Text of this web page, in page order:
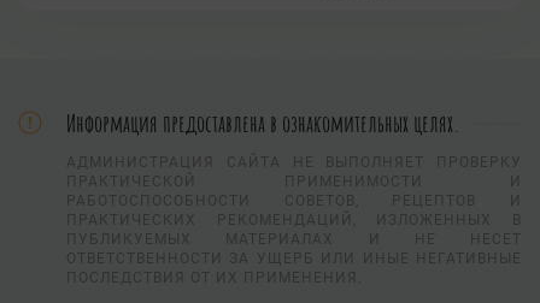
Информация предоставлена в ознакомительных целях.
АДМИНИСТРАЦИЯ САЙТА НЕ ВЫПОЛНЯЕТ ПРОВЕРКУ
ПРАКТИЧЕСКОЙ ПРИМЕНИМОСТИ И
РАБОТОСПОСОБНОСТИ СОВЕТОВ, РЕЦЕПТОВ И
ПРАКТИЧЕСКИХ РЕКОМЕНДАЦИЙ, ИЗЛОЖЕННЫХ В
ПУБЛИКУЕМЫХ МАТЕРИАЛАХ И НЕ НЕСЕТ
ОТВЕТСТВЕННОСТИ ЗА УЩЕРБ ИЛИ ИНЫЕ НЕГАТИВНЫЕ
ПОСЛЕДСТВИЯ ОТ ИХ ПРИМЕНЕНИЯ.